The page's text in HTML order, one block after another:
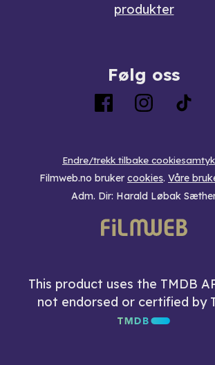
produkter
Følg oss
Endre/trekk tilbake
Filmweb.no bruker cookies. Våre
Adm. Dir: Harald Løbak
This product uses the TMDB
not endorsed or certified by